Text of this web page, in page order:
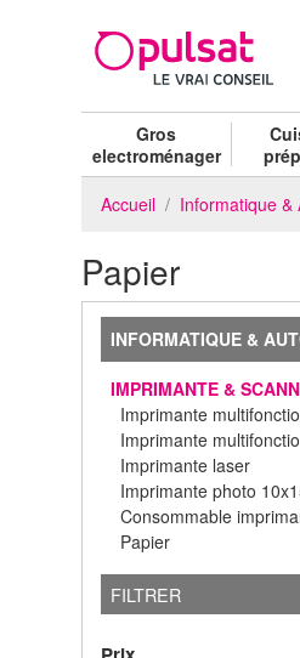
Gros
electroménager
Accueil Informatique &
Papier
INFORMATIQUE &
IMPRIMANTE &
Imprimante
Imprimante
Imprimante laser
Imprimante photo
Consommable
Papier
FILTRER